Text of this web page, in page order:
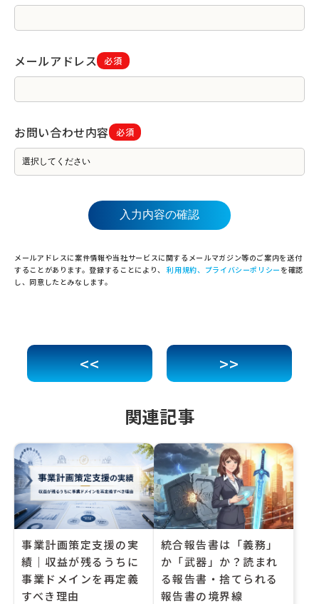
必須
メールアドレス
必須
お問い合わせ内容
メールアドレスに案件情報や当社サービスに関するメールマガジン等のご案内を送付
することがあります。登録することにより、利用規約、プライバシーポリシー を確認
し、同意したとみなします。
<< >>
関連記事
事業計画策定支援の実
績｜収益が残るうちに
事業ドメインを再定義
すべき理由
統合報告書は「義務」
か「武器」か？読まれ
る報告書・捨てられる
報告書の境界線